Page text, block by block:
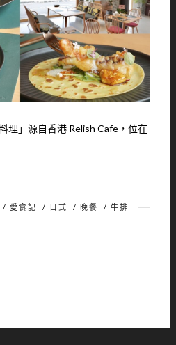
理」源自香港 Relish Cafe，位在
/ 愛食記 / 日式 / 晚餐 / 牛排